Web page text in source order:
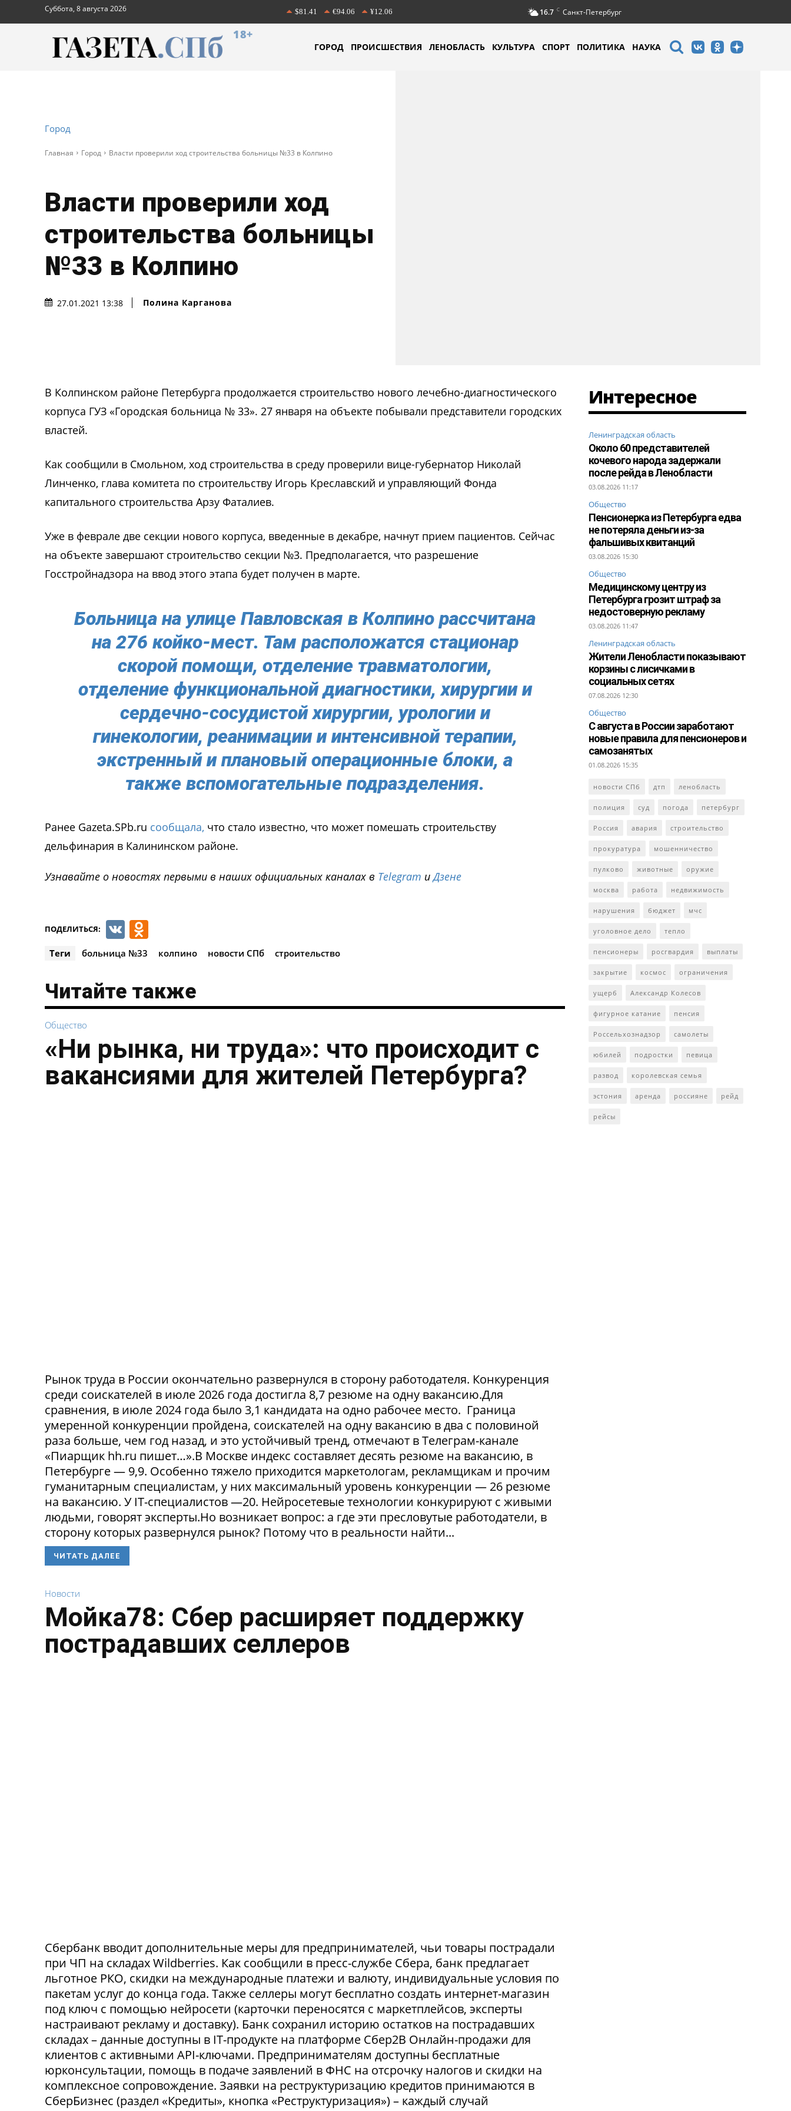
Суббота, 8 августа 2026 $81.41 €94.06 ¥12.06 16.7 C Санкт-Петербург
18+
ГОРОД ПРОИСШЕСТВИЯ ЛЕНОБЛАСТЬ КУЛЬТУРА СПОРТ ПОЛИТИКА НАУКА
Город
Главная Город Власти проверили ход строительства больницы №33 в Колпино
Власти проверили ход
строительства больницы
№33 в Колпино
27.01.2021 13:38 Полина Карганова
В Колпинском районе Петербурга продолжается строительство нового лечебно-диагностического
корпуса ГУЗ «Городская больница № 33». 27 января на объекте побывали представители городских
властей.
Как сообщили в Смольном, ход строительства в среду проверили вице-губернатор Николай
Линченко, глава комитета по строительству Игорь Креславский и управляющий Фонда
капитального строительства Арзу Фаталиев.
Уже в феврале две секции нового корпуса, введенные в декабре, начнут прием пациентов. Сейчас
на объекте завершают строительство секции №3. Предполагается, что разрешение
Госстройнадзора на ввод этого этапа будет получен в марте.
Больница на улице Павловская в Колпино рассчитана
на 276 койко-мест. Там расположатся стационар
скорой помощи, отделение травматологии,
отделение функциональной диагностики, хирургии и
сердечно-сосудистой хирургии, урологии и
гинекологии, реанимации и интенсивной терапии,
экстренный и плановый операционные блоки, а
также вспомогательные подразделения.
Ранее Gazeta.SPb.ru сообщала, что стало известно, что может помешать строительству
дельфинария в Калининском районе.
Узнавайте о новостях первыми в наших официальных каналах в Telegram иДзене
ПОДЕЛИТЬСЯ: VK
Теги больница №33 колпино новости СПб строительство
Читайте также
Общество
«Ни рынка, ни труда»: что происходит с
вакансиями для жителей Петербурга?
Рынок труда в России окончательно развернулся в сторону работодателя. Конкуренция
среди соискателей в июле 2026 года достигла 8,7 резюме на одну вакансию.Для
сравнения, в июле 2024 года было 3,1 кандидата на одно рабочее место. Граница
умеренной конкуренции пройдена, соискателей на одну вакансию в два с половиной
раза больше, чем год назад, и это устойчивый тренд, отмечают в Телеграм-канале
«Пиарщик hh.ru пишет…».В Москве индекс составляет десять резюме на вакансию, в
Петербурге — 9,9. Особенно тяжело приходится маркетологам, рекламщикам и прочим
гуманитарным специалистам, у них максимальный уровень конкуренции — 26 резюме
на вакансию. У IT-специалистов —20. Нейросетевые технологии конкурируют с живыми
людьми, говорят эксперты.Но возникает вопрос: а где эти пресловутые работодатели, в
сторону которых развернулся рынок? Потому что в реальности найти...
ЧИТАТЬ ДАЛЕЕ
Новости
Мойка78: Сбер расширяет поддержку
пострадавших селлеров
Сбербанк вводит дополнительные меры для предпринимателей, чьи товары пострадали
при ЧП на складах Wildberries. Как сообщили в пресс-службе Сбера, банк предлагает
льготное РКО, скидки на международные платежи и валюту, индивидуальные условия по
пакетам услуг до конца года. Также селлеры могут бесплатно создать интернет-магазин
под ключ с помощью нейросети (карточки переносятся с маркетплейсов, эксперты
настраивают рекламу и доставку). Банк сохранил историю остатков на пострадавших
складах – данные доступны в IT-продукте на платформе Сбер2В Онлайн-продажи для
клиентов с активными API-ключами. Предпринимателям доступны бесплатные
юрконсультации, помощь в подаче заявлений в ФНС на отсрочку налогов и скидки на
комплексное сопровождение. Заявки на реструктуризацию кредитов принимаются в
СберБизнес (раздел «Кредиты», кнопка «Реструктуризация») – каждый случай
Интересное
Ленинградская область
Около 60 представителей
кочевого народа задержали
после рейда в Ленобласти
03.08.2026 11:17
Общество
Пенсионерка из Петербурга едва
не потеряла деньги из-за
фальшивых квитанций
03.08.2026 15:30
Общество
Медицинскому центру из
Петербурга грозит штраф за
недостоверную рекламу
03.08.2026 11:47
Ленинградская область
Жители Ленобласти показывают
корзины с лисичками в
социальных сетях
07.08.2026 12:30
Общество
С августа в России заработают
новые правила для пенсионеров и
самозанятых
01.08.2026 15:35
новости СПб дтп ленобласть
полиция суд погода петербург
Россия авария строительство
прокуратура мошенничество
пулково животные оружие
москва работа недвижимость
нарушения бюджет мчс
уголовное дело тепло
пенсионеры росгвардия выплаты
закрытие космос ограничения
ущерб Александр Колесов
фигурное катание пенсия
Россельхознадзор самолеты
юбилей подростки певица
развод королевская семья
эстония аренда россияне рейд
рейсы